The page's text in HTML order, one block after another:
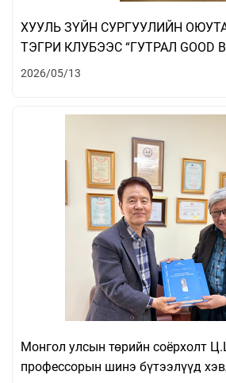
ХУУЛЬ ЗҮЙН СУРГУУЛИЙН
ТЭГРИ КЛУБЭЭС “ГУТРАЛ GOOD
ХЭЛЭЛЦҮҮЛЭГ ЗОХИОН
2026/05/13
Монгол улсын төрийн соёрхолт
профессорын шинэ бүтээлүүд